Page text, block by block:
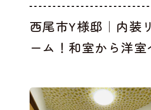
西尾市Y様邸｜内装
ーム！和室から洋室